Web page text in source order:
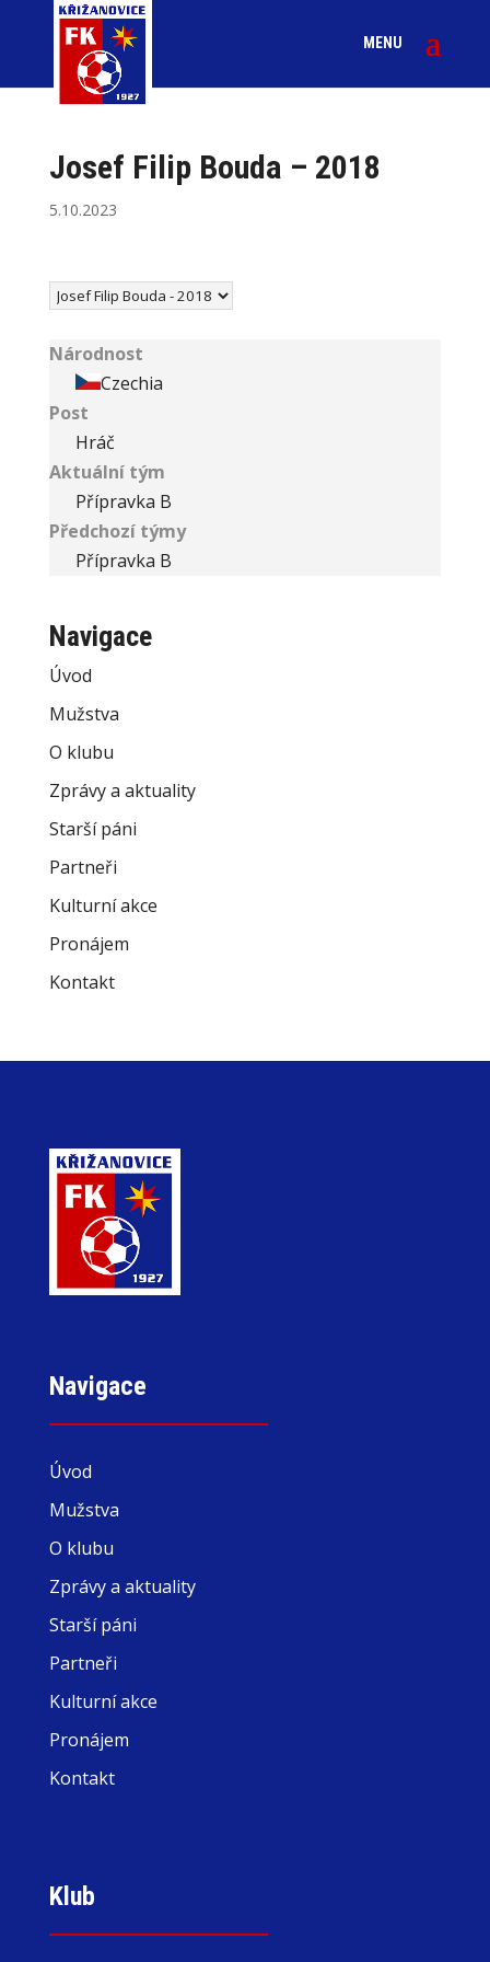
Josef Filip Bouda – 2018
5.10.2023
Národnost
Czechia
Post
Hráč
Aktuální tým
Přípravka B
Předchozí týmy
Přípravka B
Navigace
Úvod
Mužstva
O klubu
Zprávy a aktuality
Starší páni
Partneři
Kulturní akce
Pronájem
Kontakt
Navigace
Úvod
Mužstva
O klubu
Zprávy a aktuality
Starší páni
Partneři
Kulturní akce
Pronájem
Kontakt
Klub